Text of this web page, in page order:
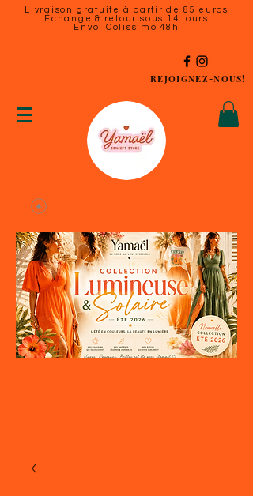
Livraison gratuite à partir de 85 euros
Échange & retour sous 14 jours
Envoi Colissimo 48h
REJOIGNEZ-NOUS!